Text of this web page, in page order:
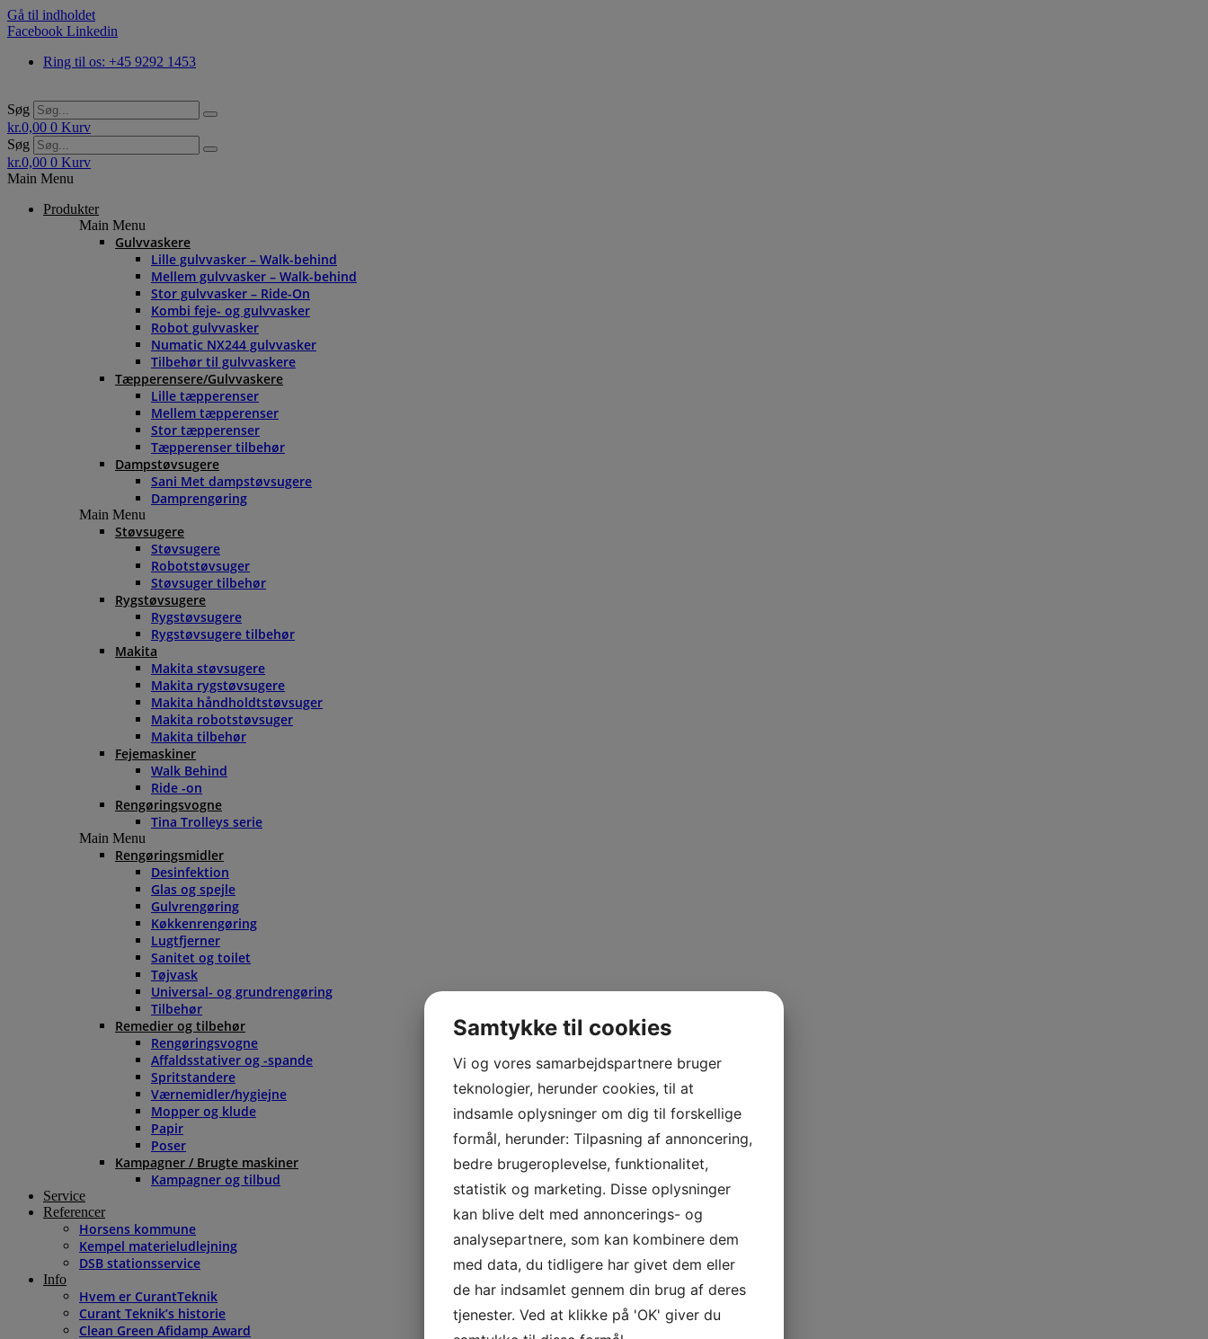
Gå til indholdet
Facebook Linkedin
Ring til os: +45 9292 1453
Søg
kr.0,00 0 Kurv
Søg
kr.0,00 0 Kurv
Main Menu
Produkter
Main Menu
Gulvvaskere
Lille gulvvasker – Walk-behind
Mellem gulvvasker – Walk-behind
Stor gulvvasker – Ride-On
Kombi feje- og gulvvasker
Robot gulvvasker
Numatic NX244 gulvvasker
Tilbehør til gulvvaskere
Tæpperensere/Gulvvaskere
Lille tæpperenser
Mellem tæpperenser
Stor tæpperenser
Tæpperenser tilbehør
Dampstøvsugere
Sani Met dampstøvsugere
Damprengøring
Main Menu
Støvsugere
Støvsugere
Robotstøvsuger
Støvsuger tilbehør
Rygstøvsugere
Rygstøvsugere
Rygstøvsugere tilbehør
Makita
Makita støvsugere
Makita rygstøvsugere
Makita håndholdtstøvsuger
Makita robotstøvsuger
Makita tilbehør
Fejemaskiner
Walk Behind
Ride -on
Rengøringsvogne
Tina Trolleys serie
Main Menu
Rengøringsmidler
Desinfektion
Glas og spejle
Gulvrengøring
Køkkenrengøring
Lugtfjerner
Sanitet og toilet
Tøjvask
Universal- og grundrengøring
Tilbehør
Remedier og tilbehør
Rengøringsvogne
Affaldsstativer og -spande
Spritstandere
Værnemidler/hygiejne
Mopper og klude
Papir
Poser
Kampagner / Brugte maskiner
Kampagner og tilbud
Service
Referencer
Horsens kommune
Kempel materieludlejning
DSB stationsservice
Info
Hvem er CurantTeknik
Curant Teknik’s historie
Clean Green Afidamp Award
Samtykke til cookies
Vi og vores samarbejdspartnere bruger
teknologier, herunder cookies, til at
indsamle oplysninger om dig til forskellige
formål, herunder: Tilpasning af annoncering,
bedre brugeroplevelse, funktionalitet,
statistik og marketing. Disse oplysninger
kan blive delt med annoncerings- og
analysepartnere, som kan kombinere dem
med data, du tidligere har givet dem eller
de har indsamlet gennem din brug af deres
tjenester. Ved at klikke på 'OK' giver du